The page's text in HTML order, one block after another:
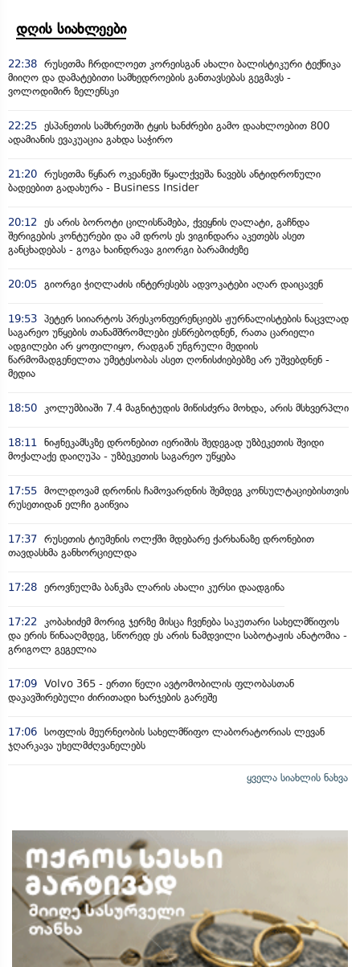
დღის სიახლეები
22:38 რუსეთმა ჩრდილოეთ კორეისგან ახალი ბალისტიკური ტექნიკა
მიიღო და დამატებითი სამხედროების განთავსებას გეგმავს -
ვოლოდიმირ ზელენსკი
22:25 ესპანეთის სამხრეთში ტყის ხანძრები გამო დაახლოებით 800
ადამიანის ევაკუაცია გახდა საჭირო
21:20 რუსეთმა წყნარ ოკეანეში წყალქვეშა ნავებს ანტიდრონული
ბადეებით გადახურა - Business Insider
20:12
ეს არის ბოროტი ცილისწამება, ქვეყნის ღალატი, გაჩნდა
შერიგების კონტურები და ამ დროს ეს ვიგინდარა აკეთებს ასეთ
განცხადებას - გოგა ხაინდრავა გიორგი ბარამიძეზე
20:05 გიორგი ჭიღლაძის ინტერესებს ადვოკატები აღარ დაიცავენ
19:53 პეტერ სიიარტოს პრესკონფერენციებს ჟურნალისტების ნაცვლად
საგარეო უწყების თანამშრომლები ესწრებოდნენ, რათა ცარიელი
ადგილები არ ყოფილიყო, რადგან უნგრული მედიის
წარმომადგენელთა უმეტესობას ასეთ ღონისძიებებზე არ უშვებდნენ -
მედია
18:50 კოლუმბიაში 7.4 მაგნიტუდის მიწისძვრა მოხდა, არის მსხვერპლი
18:11
ნიჟნეკამსკზე დრონებით იერიშის შედეგად უზბეკეთის შვიდი
მოქალაქე დაიღუპა - უზბეკეთის საგარეო უწყება
17:55 მოლდოვამ დრონის ჩამოვარდნის შემდეგ კონსულტაციებისთვის
რუსეთიდან ელჩი გაიწვია
17:37 რუსეთის ტიუმენის ოლქში მდებარე ქარხანაზე დრონებით
თავდასხმა განხორციელდა
17:28 ეროვნულმა ბანკმა ლარის ახალი კურსი დაადგინა
17:22
კობახიძემ მორიგ ჯერზე მისცა ჩვენება საკუთარი სახელმწიფოს
და ერის წინააღმდეგ, სწორედ ეს არის ნამდვილი საბოტაჟის ანატომია -
გრიგოლ გეგელია
17:09 Volvo 365 - ერთი წელი ავტომობილის ფლობასთან
დაკავშირებული ძირითადი ხარჯების გარეშე
17:06 სოფლის მეურნეობის სახელმწიფო ლაბორატორიას ლევან
ჯღარკავა უხელმძღვანელებს
ყველა სიახლის ნახვა